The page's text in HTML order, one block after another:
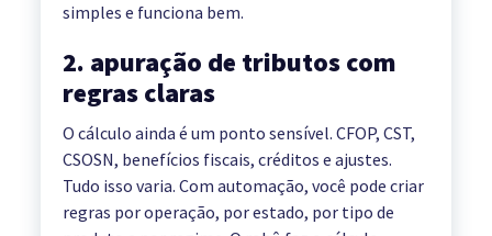
simples e funciona bem.
2. apuração de tributos com
regras claras
O cálculo ainda é um ponto sensível. CFOP, CST,
CSOSN, benefícios fiscais, créditos e ajustes.
Tudo isso varia. Com automação, você pode criar
regras por operação, por estado, por tipo de